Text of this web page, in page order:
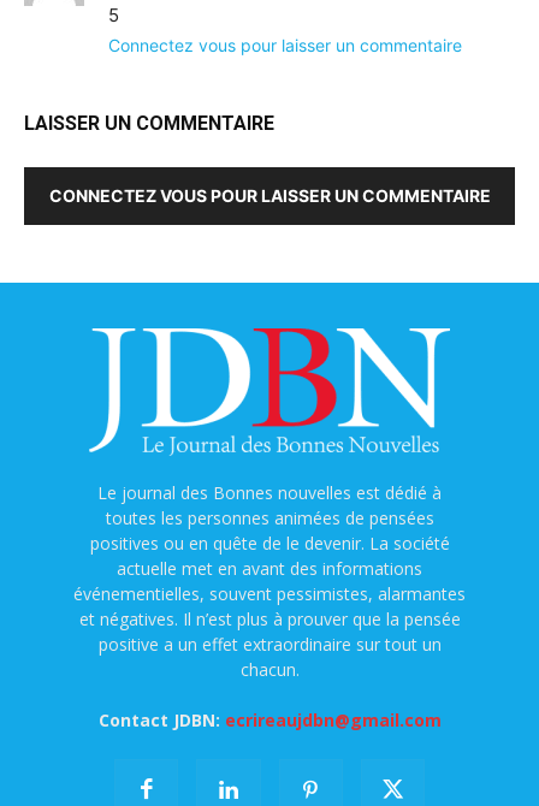
5
Connectez vous pour laisser un commentaire
LAISSER UN COMMENTAIRE
CONNECTEZ VOUS POUR LAISSER UN COMMENTAIRE
Le journal des Bonnes nouvelles est dédié à
toutes les personnes animées de pensées
positives ou en quête de le devenir. La société
actuelle met en avant des informations
événementielles, souvent pessimistes, alarmantes
et négatives. Il n’est plus à prouver que la pensée
positive a un effet extraordinaire sur tout un
chacun.
Contact JDBN: ecrireaujdbn@gmail.com